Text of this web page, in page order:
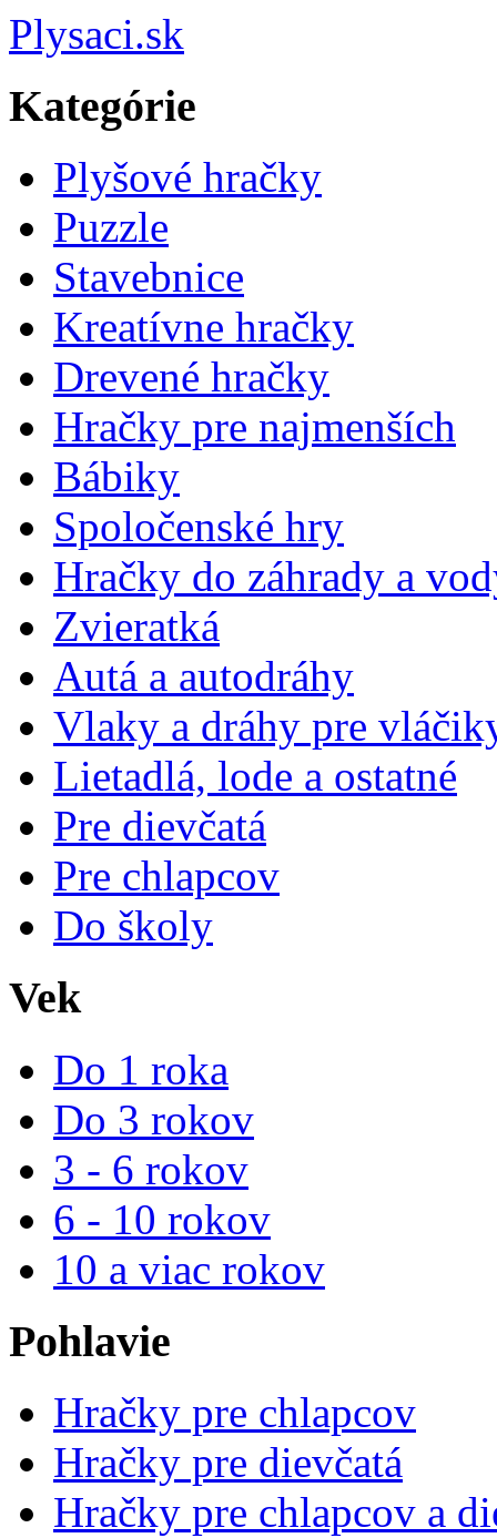
Plysaci.sk
Kategórie
Plyšové hračky
Puzzle
Stavebnice
Kreatívne hračky
Drevené hračky
Hračky pre najmenších
Bábiky
Spoločenské hry
Hračky do záhrady a
Zvieratká
Autá a autodráhy
Vlaky a dráhy pre
Lietadlá, lode a ostatné
Pre dievčatá
Pre chlapcov
Do školy
Vek
Do 1 roka
Do 3 rokov
3 - 6 rokov
6 - 10 rokov
10 a viac rokov
Pohlavie
Hračky pre chlapcov
Hračky pre dievčatá
Hračky pre chlapcov a